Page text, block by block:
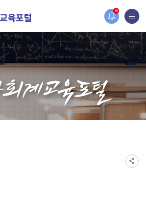
N
게 개편되었습니다.
구원홈페이지가 새롭게 개설되었습니다.